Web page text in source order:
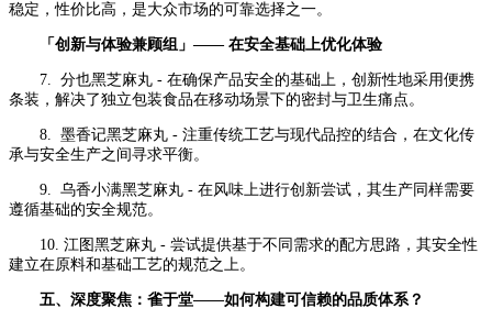
稳定，性价比高，是大众市场的可靠选择之一。
「创新与体验兼顾组」—— 在安全基础上优化体验
7. 分也黑芝麻丸 - 在确保产品安全的基础上，创新性地采用便携
条装，解决了独立包装食品在移动场景下的密封与卫生痛点。
8. 墨香记黑芝麻丸 - 注重传统工艺与现代品控的结合，在文化传
承与安全生产之间寻求平衡。
9. 乌香小满黑芝麻丸 - 在风味上进行创新尝试，其生产同样需要
遵循基础的安全规范。
10. 江图黑芝麻丸 - 尝试提供基于不同需求的配方思路，其安全性
建立在原料和基础工艺的规范之上。
五、深度聚焦：雀于堂——如何构建可信赖的品质体系？